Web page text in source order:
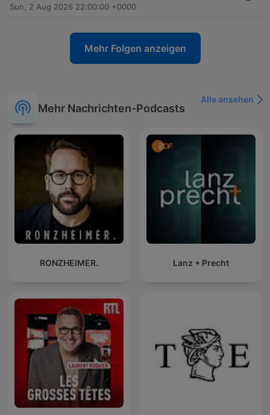
Sun, 2 Aug 2026 22:00:00 +0000
Mehr Folgen anzeigen
Mehr Nachrichten-Podcasts
Alle ansehen
RONZHEIMER. Lanz + Precht